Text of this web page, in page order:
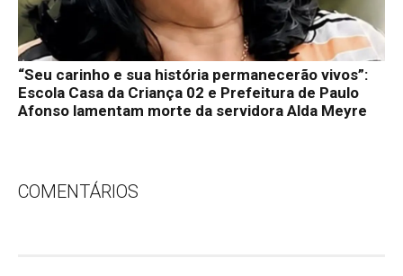
“Seu carinho e sua história permanecerão vivos”:
Escola Casa da Criança 02 e Prefeitura de Paulo
Afonso lamentam morte da servidora Alda Meyre
COMENTÁRIOS